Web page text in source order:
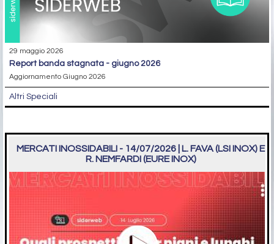
29 maggio 2026
report banda stagnata - giugno 2026
Aggiornamento Giugno 2026
Altri Speciali
MERCATI INOSSIDABILI - 14/07/2026 | L. FAVA (LSI INOX) E
R. NEMFARDI (EURE INOX)